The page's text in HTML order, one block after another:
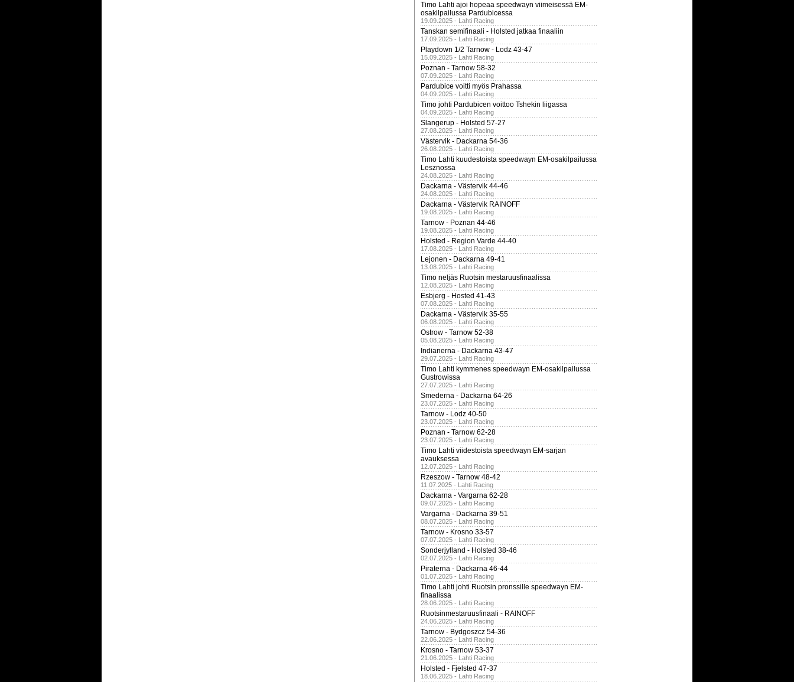
Timo Lahti ajoi hopeaa speedwayn viimeisessä EM-
osakilpailussa Pardubicessa
19.09.2025 - Lahti Racing
Tanskan semifinaali - Holsted jatkaa finaaliin
17.09.2025 - Lahti Racing
Playdown 1/2 Tarnow - Lodz 43-47
15.09.2025 - Lahti Racing
Poznan - Tarnow 58-32
07.09.2025 - Lahti Racing
Pardubice voitti myös Prahassa
04.09.2025 - Lahti Racing
Timo johti Pardubicen voittoo Tshekin liigassa
04.09.2025 - Lahti Racing
Slangerup - Holsted 57-27
27.08.2025 - Lahti Racing
Västervik - Dackarna 54-36
26.08.2025 - Lahti Racing
Timo Lahti kuudestoista speedwayn EM-osakilpailussa
Lesznossa
24.08.2025 - Lahti Racing
Dackarna - Västervik 44-46
24.08.2025 - Lahti Racing
Dackarna - Västervik RAINOFF
19.08.2025 - Lahti Racing
Tarnow - Poznan 44-46
19.08.2025 - Lahti Racing
Holsted - Region Varde 44-40
17.08.2025 - Lahti Racing
Lejonen - Dackarna 49-41
13.08.2025 - Lahti Racing
Timo neljäs Ruotsin mestaruusfinaalissa
12.08.2025 - Lahti Racing
Esbjerg - Hosted 41-43
07.08.2025 - Lahti Racing
Dackarna - Västervik 35-55
06.08.2025 - Lahti Racing
Ostrow - Tarnow 52-38
05.08.2025 - Lahti Racing
Indianerna - Dackarna 43-47
29.07.2025 - Lahti Racing
Timo Lahti kymmenes speedwayn EM-osakilpailussa
Gustrowissa
27.07.2025 - Lahti Racing
Smederna - Dackarna 64-26
23.07.2025 - Lahti Racing
Tarnow - Lodz 40-50
23.07.2025 - Lahti Racing
Poznan - Tarnow 62-28
23.07.2025 - Lahti Racing
Timo Lahti viidestoista speedwayn EM-sarjan
avauksessa
12.07.2025 - Lahti Racing
Rzeszow - Tarnow 48-42
11.07.2025 - Lahti Racing
Dackarna - Vargarna 62-28
09.07.2025 - Lahti Racing
Vargarna - Dackarna 39-51
08.07.2025 - Lahti Racing
Tarnow - Krosno 33-57
07.07.2025 - Lahti Racing
Sonderjylland - Holsted 38-46
02.07.2025 - Lahti Racing
Piraterna - Dackarna 46-44
01.07.2025 - Lahti Racing
Timo Lahti johti Ruotsin pronssille speedwayn EM-
finaalissa
28.06.2025 - Lahti Racing
Ruotsinmestaruusfinaali - RAINOFF
24.06.2025 - Lahti Racing
Tarnow - Bydgoszcz 54-36
22.06.2025 - Lahti Racing
Krosno - Tarnow 53-37
21.06.2025 - Lahti Racing
Holsted - Fjelsted 47-37
18.06.2025 - Lahti Racing